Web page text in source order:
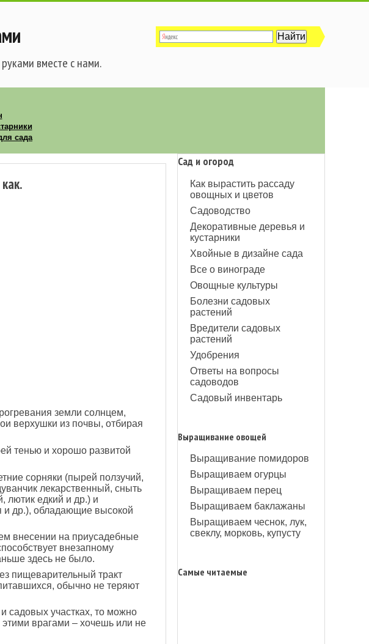
вместе с нами.
сада
земли солнцем,
верхушки из почвы, отбирая
тенью и хорошо развитой
сорняки (пырей ползучий,
лекарственный, сныть
лютик едкий и др.) и
и др.), обладающие высокой
внесении на приусадебные
внезапному
здесь не было.
пищеварительный тракт
обычно не теряют
садовых участках, то можно
этими врагами – хочешь или не
Сад и огород
Как вырастить рассаду
овощных и цветов
Садоводство
Декоративные деревья и
кустарники
Хвойные в дизайне сада
Все о винограде
Овощные культуры
Болезни садовых
растений
Вредители садовых
растений
Удобрения
Ответы на вопросы
садоводов
Садовый инвентарь
Выращивание овощей
Выращивание помидоров
Выращиваем огурцы
Выращиваем перец
Выращиваем баклажаны
Выращиваем чеснок, лук,
свеклу, морковь, купусту
Самые читаемые